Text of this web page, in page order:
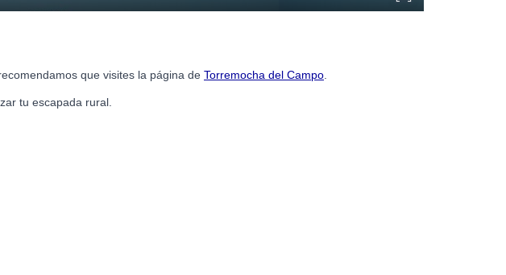
que visites la página de Torremocha del Campo
tu escapada rural.